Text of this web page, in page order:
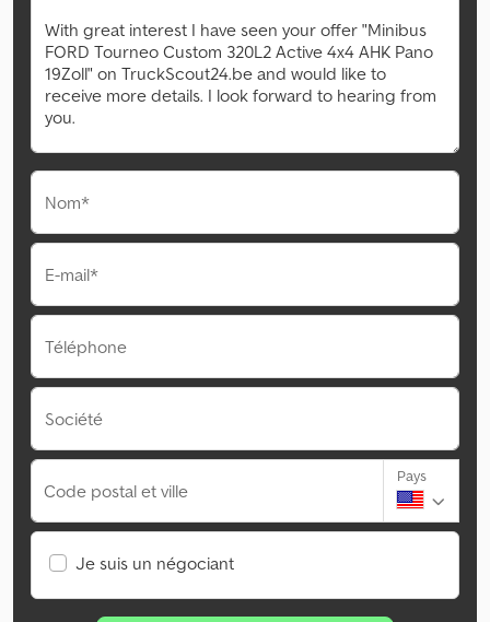
Nom*
E-mail*
Téléphone
Société
Code postal et ville
Pays
Je suis un négociant